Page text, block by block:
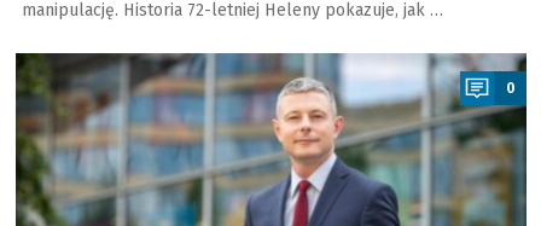
manipulację. Historia 72-letniej Heleny pokazuje, jak …
a
0